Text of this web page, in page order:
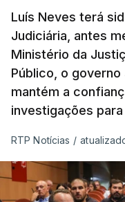
Luís Neves terá
Judiciária, antes
Ministério da
Público, o
mantém a
investigações
RTP Notícias /